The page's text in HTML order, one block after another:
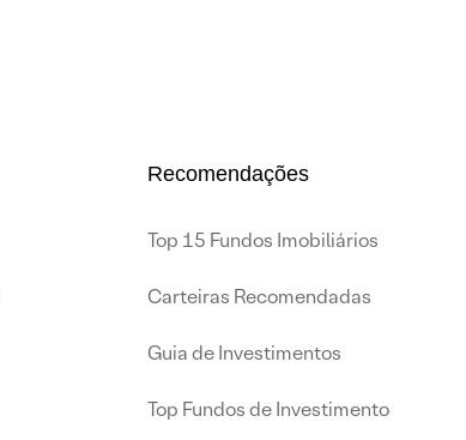
Recomendações
Top 15 Fundos Imobiliários
Carteiras Recomendadas
Guia de Investimentos
Top Fundos de Investimento